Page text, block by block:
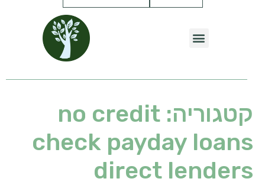
קטגוריה: no credit
check payday loans
direct lenders